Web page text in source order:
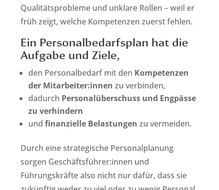
Qualitätsprobleme und unklare Rollen – weil er
früh zeigt, welche Kompetenzen zuerst fehlen.
Ein Personalbedarfsplan hat die
Aufgabe und Ziele,
den Personalbedarf mit den Kompetenzen
der Mitarbeiter:innenzu verbinden,
dadurch Personalüberschuss und Engpässe
zu verhindern
undfinanzielle Belastungenzu vermeiden.
Durch eine strategische Personalplanung
sorgen Geschäftsführer:innen und
Führungskräfte also nicht nur dafür, dass sie